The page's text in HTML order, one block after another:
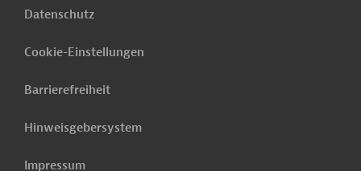
Datenschutz
Cookie-Einstellungen
Barrierefreiheit
Hinweisgebersystem
Impressum